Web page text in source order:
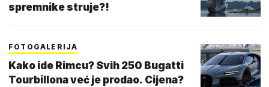
spremnike struje?!
FOTOGALERIJA
Kako ide Rimcu? Svih 250 Bugatti
Tourbillona već je prodao. Cijena?